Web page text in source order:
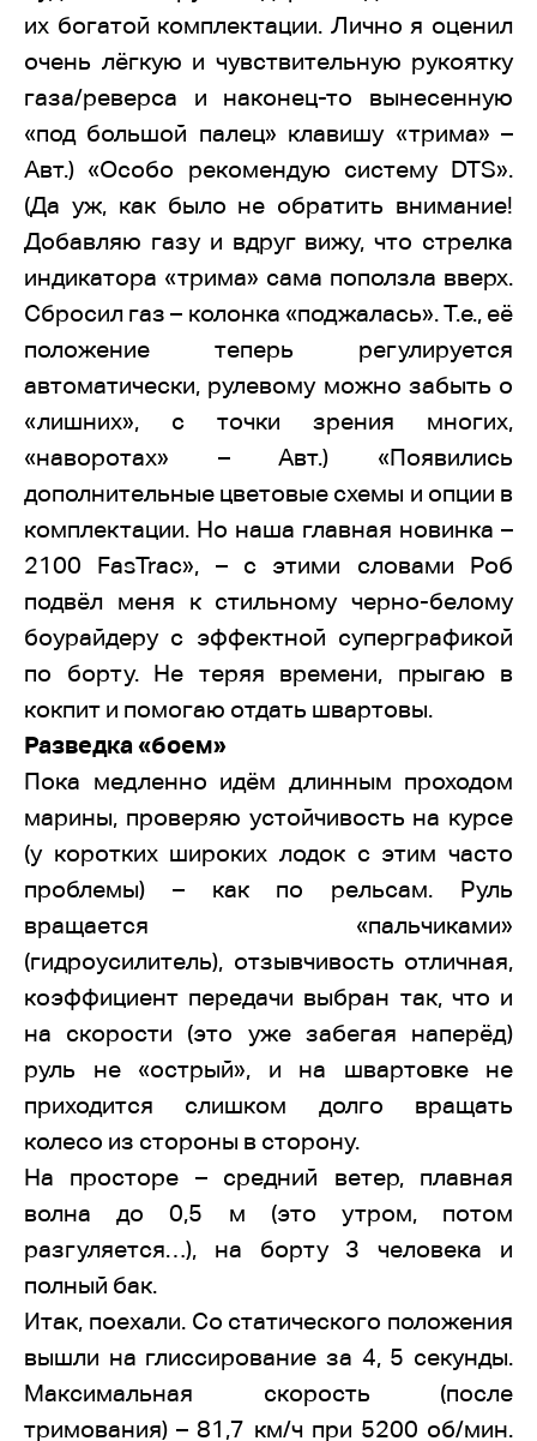
их богатой комплектации. Лично я оценил
очень лёгкую и чувствительную рукоятку
газа/реверса и наконец-то вынесенную
«под большой палец» клавишу «трима» –
Авт.) «Особо рекомендую систему DTS».
(Да уж, как было не обратить внимание!
Добавляю газу и вдруг вижу, что стрелка
индикатора «трима» сама поползла вверх.
Сбросил газ – колонка «поджалась». Т.е., её
положение теперь регулируется
автоматически, рулевому можно забыть о
«лишних», с точки зрения многих,
«наворотах» – Авт.) «Появились
дополнительные цветовые схемы и опции в
комплектации. Но наша главная новинка –
2100 FasTrac», – с этими словами Роб
подвёл меня к стильному черно-белому
боурайдеру с эффектной суперграфикой
по борту. Не теряя времени, прыгаю в
кокпит и помогаю отдать швартовы.
Разведка «боем»
Пока медленно идём длинным проходом
марины, проверяю устойчивость на курсе
(у коротких широких лодок с этим часто
проблемы) – как по рельсам. Руль
вращается «пальчиками»
(гидроусилитель), отзывчивость отличная,
коэффициент передачи выбран так, что и
на скорости (это уже забегая наперёд)
руль не «острый», и на швартовке не
приходится слишком долго вращать
колесо из стороны в сторону.
На просторе – средний ветер, плавная
волна до 0,5 м (это утром, потом
разгуляется…), на борту 3 человека и
полный бак.
Итак, поехали. Со статического положения
вышли на глиссирование за 4, 5 секунды.
Максимальная скорость (после
тримования) – 81,7 км/ч при 5200 об/мин.